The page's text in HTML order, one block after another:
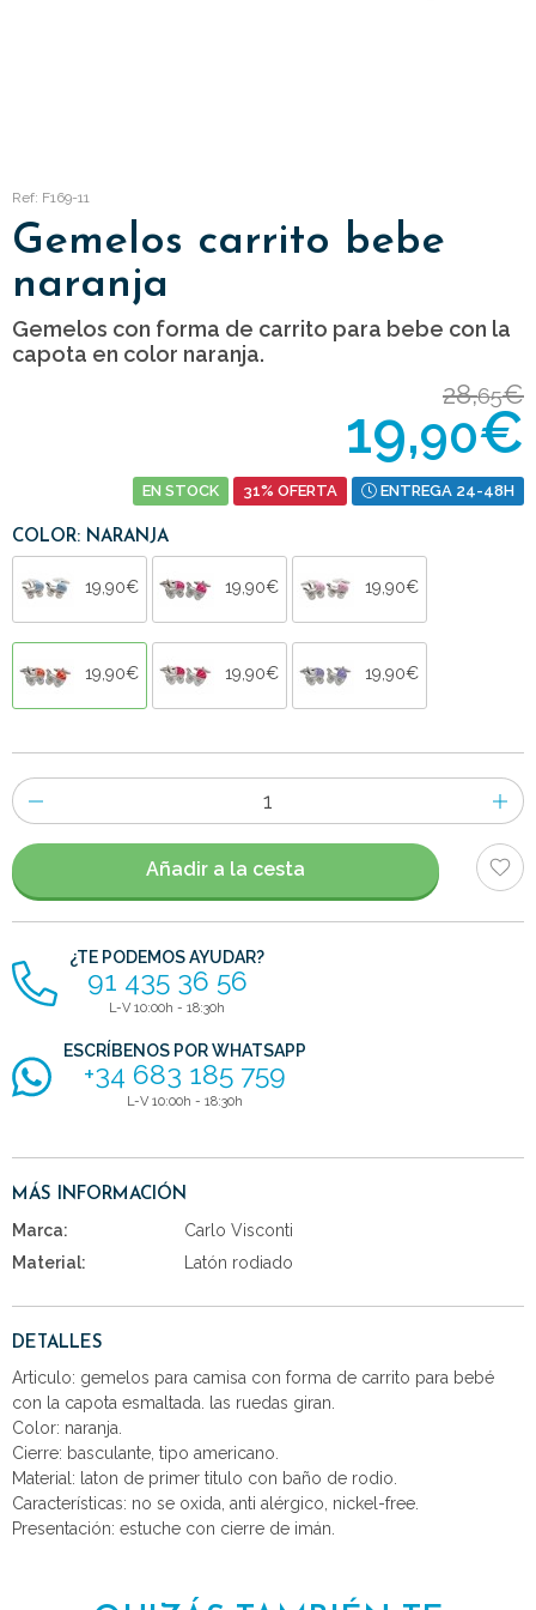
Ref: F169-11
Gemelos carrito bebe
naranja
Gemelos con forma de carrito para bebe con la
capota en color naranja.
28,65€
19,90€
EN STOCK 31% OFERTA ENTREGA 24-48H
COLOR: NARANJA
19,90€ 19,90€ 19,90€
19,90€ 19,90€ 19,90€
Número
de
artículos
Añadir a la cesta
¿TE PODEMOS AYUDAR?
91 435 36 56
L-V 10:00h - 18:30h
ESCRÍBENOS POR WHATSAPP
+34 683 185 759
L-V 10:00h - 18:30h
MÁS INFORMACIÓN
Marca:
Carlo Visconti
Material:
Latón rodiado
DETALLES
Articulo: gemelos para camisa con forma de carrito para bebé
con la capota esmaltada. las ruedas giran.
Color: naranja.
Cierre: basculante, tipo americano.
Material: laton de primer titulo con baño de rodio.
Características: no se oxida, anti alérgico, nickel-free.
Presentación: estuche con cierre de imán.